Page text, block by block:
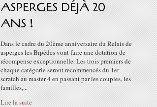
ASPERGES DÉJÀ 20
ANS !
Dans le cadre du 20ème anniversaire du Relais de
asperges les Bipèdes vont faire une dotation de
récompense exceptionnelle. Les trois premiers de
chaque catégorie seront recommencés du 1er
scratch au master 4 en passant par les couples, les
familles,...
Lire la suite